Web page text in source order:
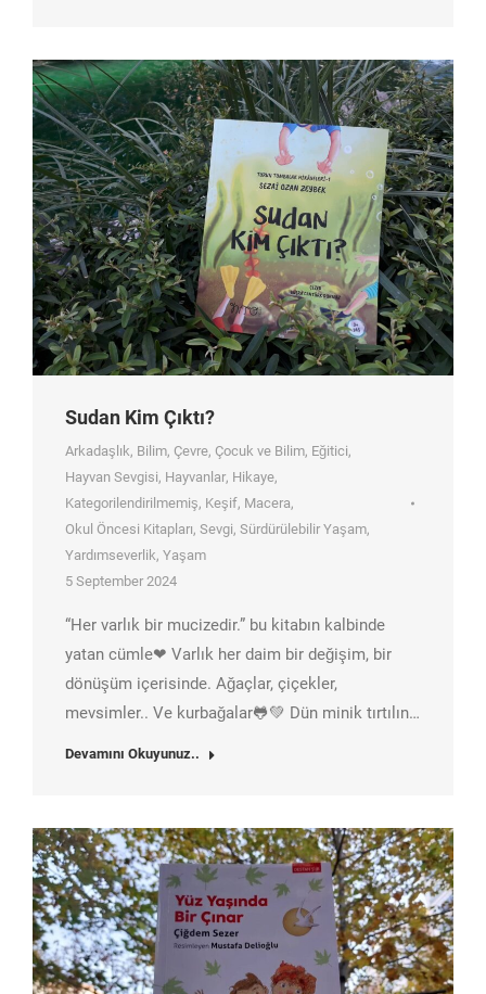
Sudan Kim Çıktı?
Arkadaşlık, Bilim, Çevre, Çocuk ve Bilim, Eğitici,
Hayvan Sevgisi, Hayvanlar, Hikaye,
Kategorilendirilmemiş, Keşif, Macera,
Okul Öncesi Kitapları, Sevgi, Sürdürülebilir Yaşam,
Yardımseverlik, Yaşam
5 September 2024
“Her varlık bir mucizedir.” bu kitabın kalbinde
yatan cümle❤ Varlık her daim bir değişim, bir
dönüşüm içerisinde. Ağaçlar, çiçekler,
mevsimler.. Ve kurbağalar🐸💚 Dün minik tırtılın…
Devamını Okuyunuz..